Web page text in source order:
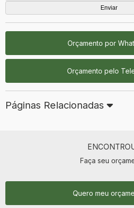
Orçamento por
Orçamento pelo
Páginas Relacionadas
Faça seu
Quero meu